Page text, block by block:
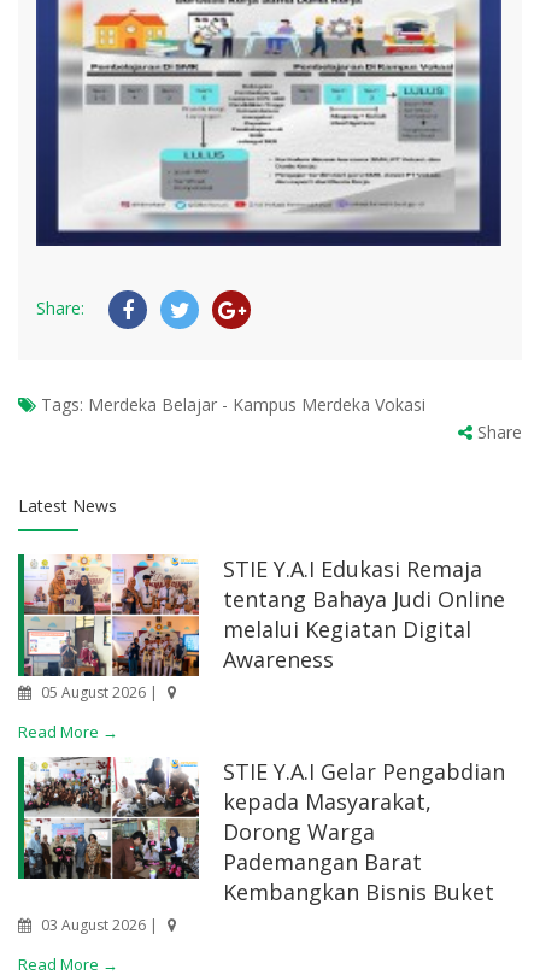
Share:
Tags: Merdeka Belajar - Kampus Merdeka Vokasi
Share
Latest News
STIE Y.A.I Edukasi Remaja
tentang Bahaya Judi Online
melalui Kegiatan Digital
Awareness
05 August 2026 |
Read More →
STIE Y.A.I Gelar Pengabdian
kepada Masyarakat,
Dorong Warga
Pademangan Barat
Kembangkan Bisnis Buket
03 August 2026 |
Read More →